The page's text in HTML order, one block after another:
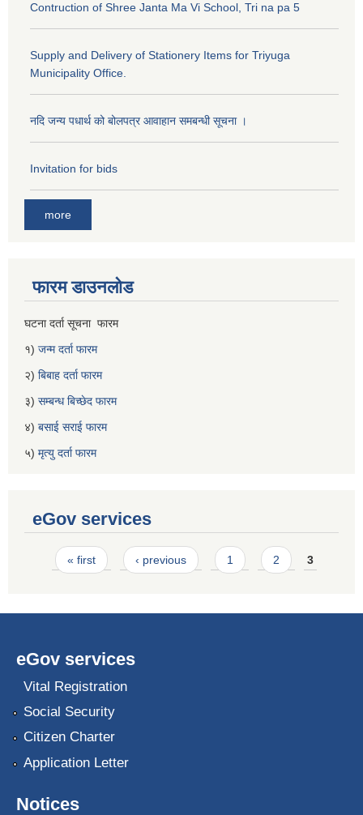
Contruction of Shree Janta Ma Vi School, Tri na pa 5
Supply and Delivery of Stationery Items for Triyuga
Municipality Office.
नदि जन्य पधार्थ को बोलपत्र आवाहान समबन्धी सूचना ।
Invitation for bids
more
फारम डाउनलोड
घटना दर्ता सूचना फारम
१) जन्म दर्ता फारम
२) बिबाह दर्ता फारम
३) सम्बन्ध बिच्छेद फारम
४) बसाई सराई फारम
५) मृत्यु दर्ता फारम
eGov services
Pages
« first ‹ previous 1 2 3
eGov services
Vital Registration
Social Security
Citizen Charter
Application Letter
Notices